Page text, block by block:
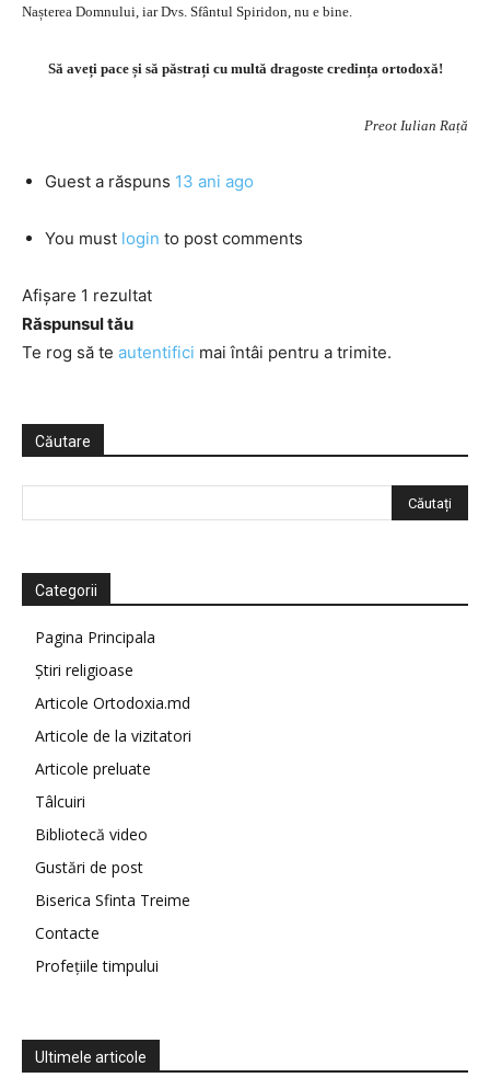
Nașterea Domnului, iar Dvs. Sfântul Spiridon, nu e bine.
Să aveți pace și să păstrați cu multă dragoste credința ortodoxă!
Preot Iulian Rață
Guest a răspuns 13 ani ago
You must login to post comments
Afișare 1 rezultat
Răspunsul tău
Te rog să te autentifici mai întâi pentru a trimite.
Căutare
Categorii
Pagina Principala
Știri religioase
Articole Ortodoxia.md
Articole de la vizitatori
Articole preluate
Tâlcuiri
Bibliotecă video
Gustări de post
Biserica Sfinta Treime
Contacte
Profețiile timpului
Ultimele articole